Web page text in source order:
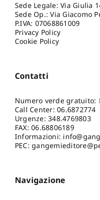
Sede Legale: Via Giulia
Sede Op.: Via Giacomo
P.IVA: 07068861009
Privacy Policy
Cookie Policy
Contatti
Numero verde gratuito:
Call Center:06.6872774
Urgenze:348.4769803
FAX: 06.68806189
Informazioni:
PEC:
Navigazione